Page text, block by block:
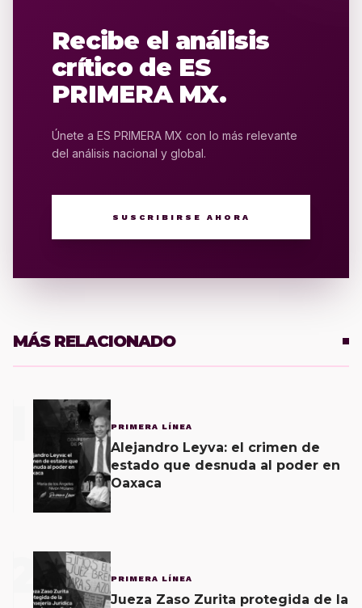
Recibe el análisis
crítico de ES
PRIMERA MX.
Únete a ES PRIMERA MX con lo más relevante
del análisis nacional y global.
SUSCRIBIRSE AHORA
MÁS RELACIONADO
PRIMERA LÍNEA
Alejandro Leyva: el crimen de
estado que desnuda al poder en
Oaxaca
2 PRIMERA LÍNEA
Jueza Zaso Zurita protegida de la